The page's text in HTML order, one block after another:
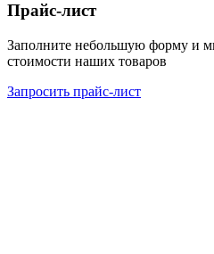
Прайс-лист
Заполните небольшую форму и
стоимости наших товаров
Запросить прайс-лист